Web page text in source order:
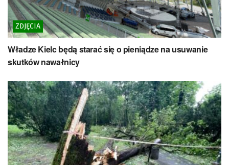
ZDJĘCIA
Władze Kielc będą starać się o pieniądze na usuwanie
skutków nawałnicy